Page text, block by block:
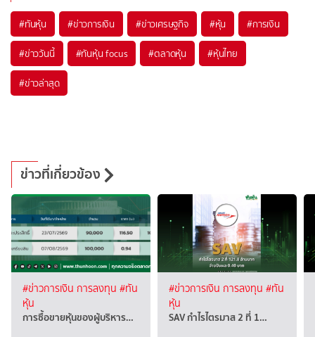
#ทันหุ้น #ข่าวการเงิน #ข่าวเศรษฐกิจ #หุ้น #การเงิน
#ข่าววันนี้ #ทันหุ้น focus #ตลาดหุ้น #หุ้นไทย
#ข่าวล่าสุด
ข่าวที่เกี่ยวข้อง
#ข่าวการเงิน การลงทุน #ทัน
หุ้น
การซื้อขายหุ้นของผู้บริหาร…
#ข่าวการเงิน การลงทุน #ทัน
หุ้น
SAV กำไรไตรมาส 2 ที่ 1…